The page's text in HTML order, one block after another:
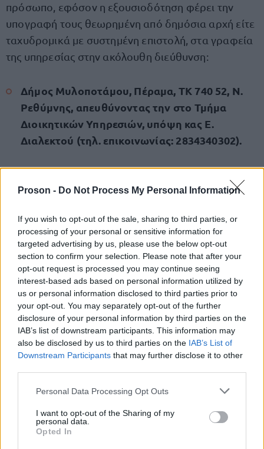
Proson - Do Not Process My Personal Information
If you wish to opt-out of the sale, sharing to third parties, or
processing of your personal or sensitive information for
targeted advertising by us, please use the below opt-out
section to confirm your selection. Please note that after your
opt-out request is processed you may continue seeing
interest-based ads based on personal information utilized by
us or personal information disclosed to third parties prior to
your opt-out. You may separately opt-out of the further
disclosure of your personal information by third parties on the
IAB’s list of downstream participants. This information may
also be disclosed by us to third parties on the IAB’s List of
Downstream Participants that may further disclose it to other
Please note that this website/app uses one or more Google
not limited to your visit or usage behaviour. You may click to
grant or deny consent to Google and its third-party tags to
use your data for below specified purposes in below Google
Personal Data Processing Opt Outs
I want to opt-out of the Sharing of my
personal data.
Opted In
πρόσωπο, εφόσον η εξουσιοδότηση φέρει την
υπογραφή τους θεωρημένη από δημόσια αρχή είτε
ταχυδρομικά με συστημένη επιστολή, στα γραφεία
της υπηρεσίας στην ακόλουθη διεύθυνση:
Δήμος Μυλοποτάμου, Πέραμα, ΤΚ 740 52, Ν.
Ρεθύμνης, απευθύνοντας την στο Τμήμα
Διοικητικών Υπηρεσιών, υπόψη κας Ε.
Διαλεκτού (τηλ. επικοινωνίας: 2834340302).
εργασίας,ΕΔΩ.
ΑΣΕΠ: Πιστοποίηση Αγγλικών σε
μόνο 2 ημέρες στα χέρια σας
ΑΣΕΠ: Εξ αποστάσεως η πιο Εύκολη
Πιστοποίηση Υπολογιστών σε 2